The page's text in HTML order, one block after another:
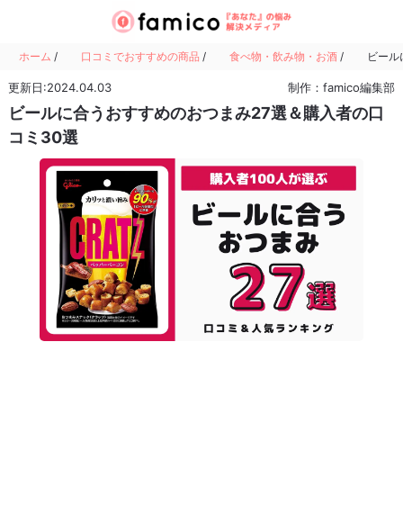
ホーム / 口コミでおすすめの商品 / 食べ物・飲み物・お酒 / ビー
更新日:2024.04.03 制作：famico編集部
ビールに合うおすすめのおつまみ27選＆購入者の口
コミ30選